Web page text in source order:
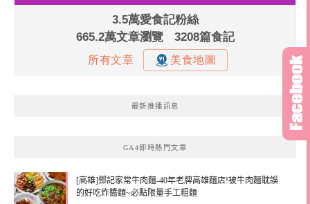
最新推播訊息
GA4即時熱門文章
[高雄]鄧記家常牛肉麵-40年老牌高雄麵店!被牛肉麵耽誤
的好吃炸醬麵~必點限量手工粗麵